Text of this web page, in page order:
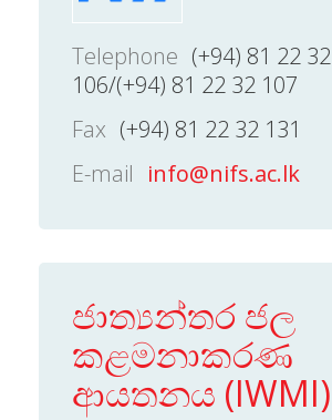
Telephone (+94) 81 22 32
106/(+94) 81 22 32 107
Fax (+94) 81 22 32 131
E-mail info@nifs.ac.lk
ජාත්‍යන්තර ජල
කළමනාකරණ
ආයතනය (IWMI)